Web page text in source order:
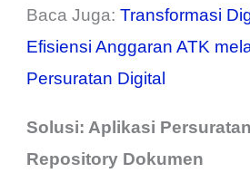
Baca Juga:Transformasi
Efisiensi Anggaran ATK
Persuratan Digital
Solusi: Aplikasi
Repository Dokumen